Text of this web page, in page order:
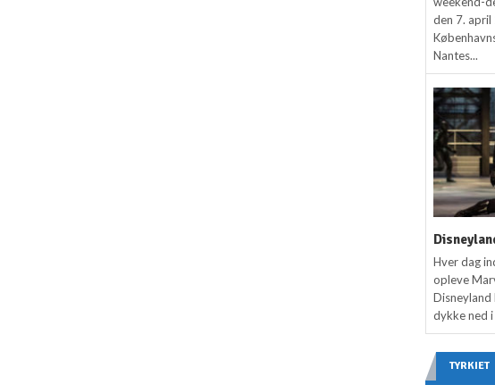
den 7.
Nantes...
Hver dag
opleve
Disneyland
dykke ned i
TYRKIET